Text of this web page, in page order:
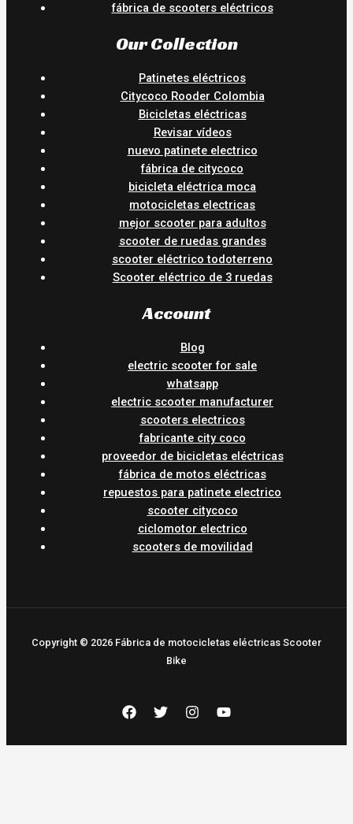
fábrica de scooters eléctricos
Our Collection
Patinetes eléctricos
Citycoco Rooder Colombia
Bicicletas eléctricas
Revisar vídeos
nuevo patinete electrico
fábrica de citycoco
bicicleta eléctrica moca
motocicletas electricas
mejor scooter para adultos
scooter de ruedas grandes
scooter eléctrico todoterreno
Scooter eléctrico de 3 ruedas
Account
Blog
electric scooter for sale
whatsapp
electric scooter manufacturer
scooters electricos
fabricante city coco
proveedor de bicicletas eléctricas
fábrica de motos eléctricas
repuestos para patinete electrico
scooter citycoco
ciclomotor electrico
scooters de movilidad
Copyright © 2026 Fábrica de motocicletas eléctricas Scooter
Bike